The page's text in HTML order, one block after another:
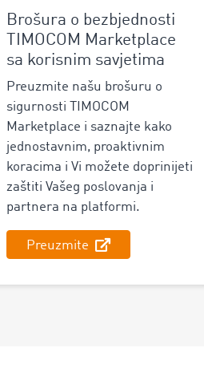
Brošura o bezbjednosti
TIMOCOM Marketplace
sa korisnim savjetima
Preuzmite našu brošuru o
sigurnosti TIMOCOM
Marketplace i saznajte kako
jednostavnim, proaktivnim
koracima i Vi možete doprinijeti
zaštiti Vašeg poslovanja i
partnera na platformi.
Preuzmite